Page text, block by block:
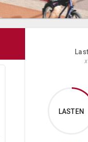
LASTEN